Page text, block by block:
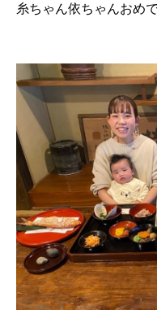
糸ちゃん依ちゃんおめ